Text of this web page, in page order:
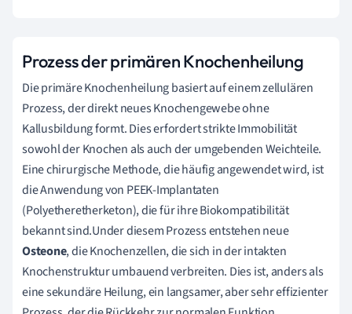
Prozess der primären Knochenheilung
Die primäre Knochenheilung basiert auf einem zellulären
Prozess, der direkt neues Knochengewebe ohne
Kallusbildung formt. Dies erfordert strikte Immobilität
sowohl der Knochen als auch der umgebenden Weichteile.
Eine chirurgische Methode, die häufig angewendet wird, ist
die Anwendung von PEEK-Implantaten
(Polyetheretherketon), die für ihre Biokompatibilität
bekannt sind.Under diesem Prozess entstehen neue
Osteone, die Knochenzellen, die sich in der intakten
Knochenstruktur umbauend verbreiten. Dies ist, anders als
eine sekundäre Heilung, ein langsamer, aber sehr effizienter